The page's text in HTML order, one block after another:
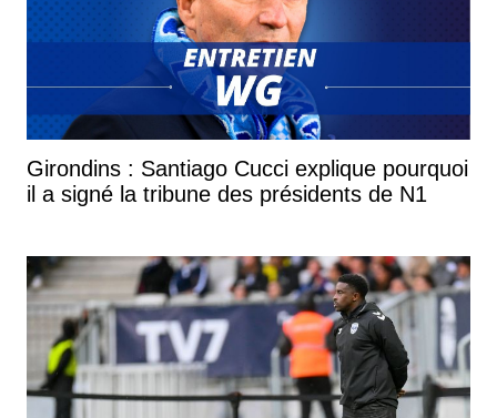
Girondins : Santiago Cucci explique pourquoi
il a signé la tribune des présidents de N1